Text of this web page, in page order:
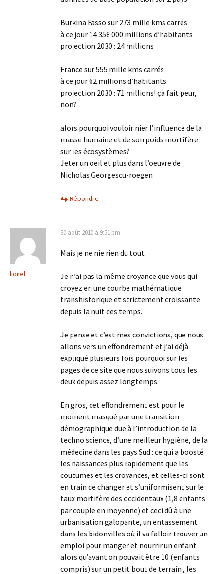
Burkina Fasso sur 273 mille kms carrés
à ce jour 14 358 000 millions d’habitants
projection 2030 : 24 millions
France sur 555 mille kms carrés
à ce jour 62 millions d’habitants
projection 2030 : 71 millions! çà fait peur,
non?
alors pourquoi vouloir nier l’influence de la
masse humaine et de son poids mortifère
sur les écosystèmes?
Jeter un oeil et plus dans l’oeuvre de
Nicholas Georgescu-roegen
Répondre
lionel
30 août 2010 à 9:51 pm
Mais je ne nie rien du tout.
Je n’ai pas la même croyance que vous qui
croyez en une courbe mathématique
transhistorique et strictement croissante
depuis la nuit des temps.
Je pense et c’est mes convictions, que nous
allons vers un effondrement et j’ai déjà
expliqué plusieurs fois pourquoi sur les
pages de ce site que nous suivons tous les
deux depuis assez longtemps.
En gros, cet effondrement est pour le
moment masqué par une transition
démographique due à l’introduction de la
techno science, d’une meilleur hygiène, de la
médecine dans les pays Sud : ce qui a boosté
les naissances plus rapidement que les
coutumes et les croyances, et celles-ci sont
en train de changer et s’uniformisent sur le
taux mortifère des occidentaux (1,8 enfants
par couple en moyenne) et ceci dû à une
urbanisation galopante, un entassement
dans les bidonvilles où il va falloir trouver un
emploi pour manger et nourrir un enfant
alors qu’avant on pouvait être 10 (enfants
compris) sur un petit bout de terrain , les